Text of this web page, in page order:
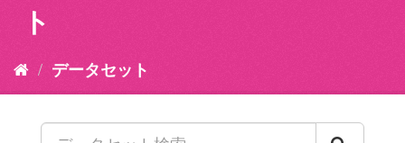
ト
データセット